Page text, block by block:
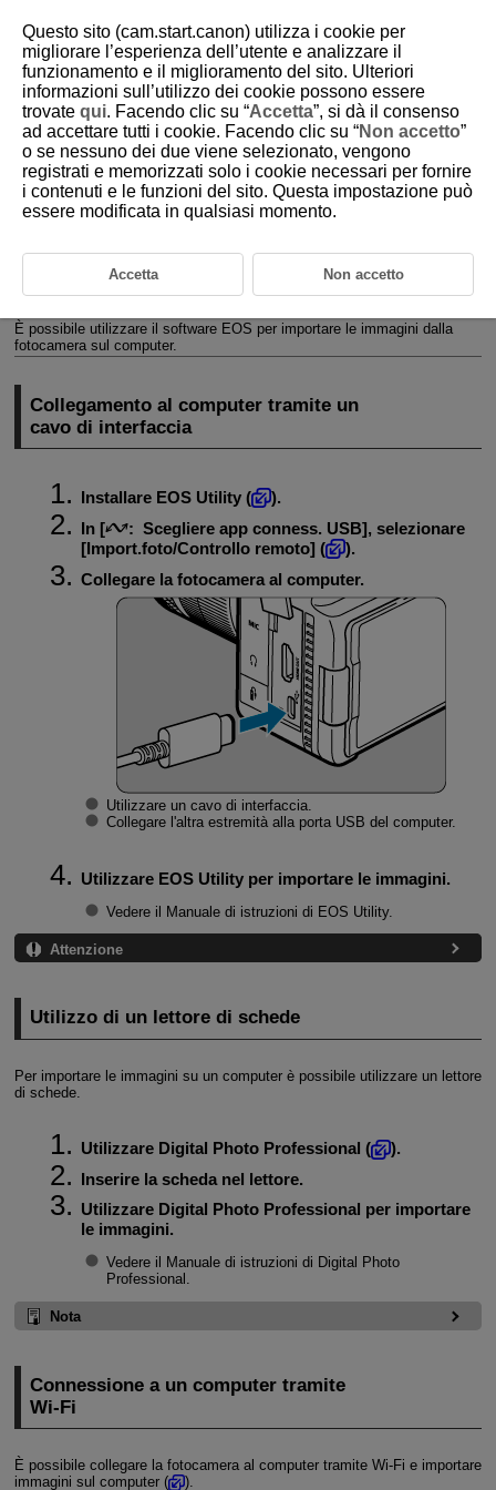
D388-240
Importazione di immagini su un
computer
Collegamento al computer tramite un cavo di interfaccia
Utilizzo di un lettore di schede
Connessione a un computer tramiteWi-Fi
È possibile utilizzare il software EOS per importare le immagini dalla
fotocamera sul computer.
Collegamento al computer tramite un
cavo di interfaccia
Installare EOS Utility (
).
In [
: Scegliere app conness. USB], selezionare
[Import.foto/Controllo remoto] (
).
Collegare la fotocamera al computer.
Utilizzare un cavo di interfaccia.
Collegare l'altra estremità alla porta USB del computer.
Utilizzare EOS Utility per importare le immagini.
Vedere il Manuale di istruzioni di EOS Utility.
Attenzione
Utilizzo di un lettore di schede
Per importare le immagini su un computer è possibile utilizzare un lettore
di schede.
Utilizzare Digital Photo Professional (
).
Inserire la scheda nel lettore.
Utilizzare Digital Photo Professional per importare
le immagini.
Vedere il Manuale di istruzioni di Digital Photo
Professional.
Nota
Connessione a un computer tramite
Wi-Fi
È possibile collegare la fotocamera al computer tramite Wi-Fi e importare
immagini sul computer (
).
Questo sito (cam.start.canon) utilizza i cookie per
migliorare l’esperienza dell’utente e analizzare il
funzionamento e il miglioramento del sito. Ulteriori
informazioni sull’utilizzo dei cookie possono essere
trovate qui. Facendo clic su “Accetta”, si dà il consenso
ad accettare tutti i cookie. Facendo clic su “Non accetto”
o se nessuno dei due viene selezionato, vengono
registrati e memorizzati solo i cookie necessari per fornire
i contenuti e le funzioni del sito. Questa impostazione può
essere modificata in qualsiasi momento.
Accetta Non accetto